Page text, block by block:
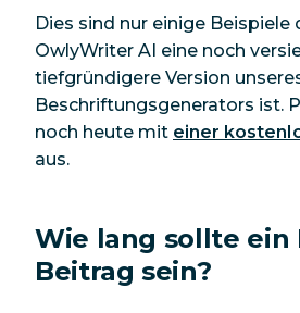
Dies sind nur einige Beispiele
OwlyWriter AI eine noch
tiefgründigere Version
Beschriftungsgenerators ist.
noch heute mit einer
aus.
Wie lang sollte ein
Beitrag sein?